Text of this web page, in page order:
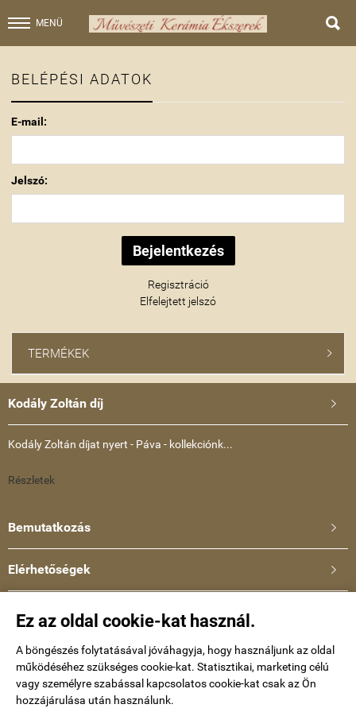
Ez az oldal cookie-kat használ.
A böngészés folytatásával jóváhagyja, hogy használjunk az oldal
működéséhez szükséges cookie-kat. Statisztikai, marketing célú
vagy személyre szabással kapcsolatos cookie-kat csak az Ön
hozzájárulása után használunk.
MENÜ 
BELÉPÉSI ADATOK
E-mail:
Jelszó:
Regisztráció
Elfelejtett jelszó
TERMÉKEK 
Kodály Zoltán díj 
Kodály Zoltán díjat nyert - Páva - kollekciónk...
Részletek
Bemutatkozás 
Elérhetőségek 
Telefonszám: +36-30-634-8659
E-mail:
kataullmann@gmail.com